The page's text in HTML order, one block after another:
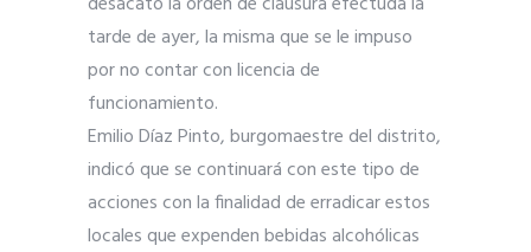
tarde de ayer, la misma que se le impuso
por no contar con licencia de
funcionamiento.
Emilio Díaz Pinto, burgomaestre del distrito,
indicó que se continuará con este tipo de
acciones con la finalidad de erradicar estos
locales que expenden bebidas alcohólicas